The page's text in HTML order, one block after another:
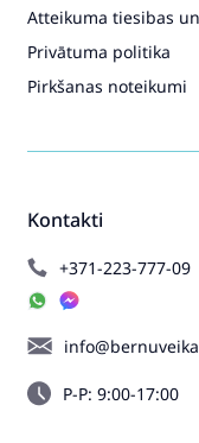
Kontakti
+371-223-777-09
P-P: 9:00-17:00
Atteikuma tiesibas
Privātuma politika
Pirkšanas noteikumi